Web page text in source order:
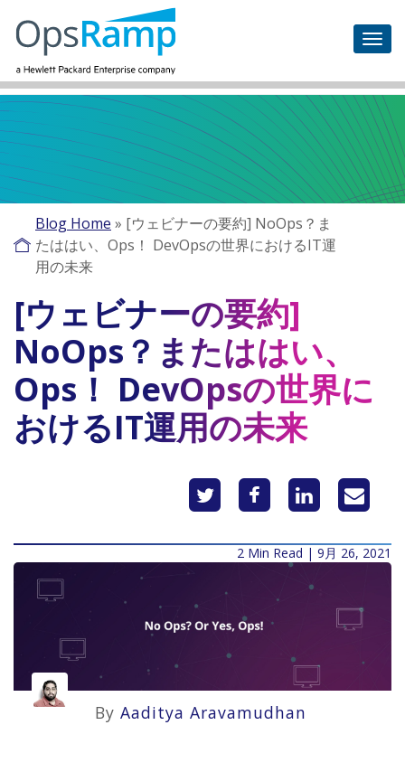
Blog Home » [ウェビナーの要約] NoOps？ま
たははい、Ops！ DevOpsの世界におけるIT運
用の未来
[ウェビナーの要約]
NoOps？またははい、
Ops！ DevOpsの世界に
おけるIT運用の未来
2 Min Read | 9月 26, 2021
By Aaditya Aravamudhan